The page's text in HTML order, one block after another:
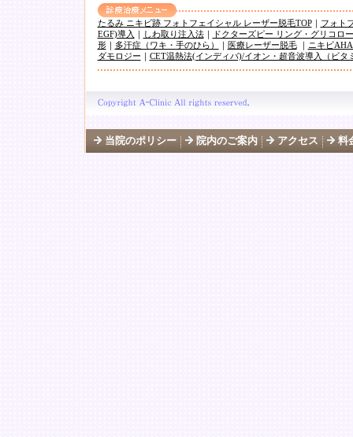
たるみ ニキビ跡 フォトフェイシャル レーザー脱毛TOP｜ フォト
EGF)導入 ｜ しわ取り注入法｜
ドクターズピー リング・グリコロ
形｜ 多汗症（ワキ・手のひら） ｜ 医療レーザー脱毛｜ ニキビ
ダモロジー ｜ CET温熱法(インディバ)/イオン・超音波導入（ビタ
当院のポリシー 院内のご案内 アクセス 料